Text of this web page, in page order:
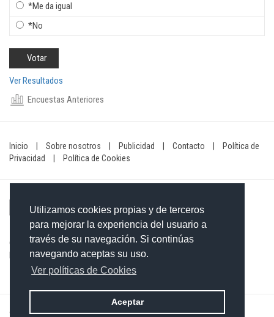
Utilizamos cookies propias y de terceros
para mejorar la experiencia del usuario a
través de su navegación. Si continúas
navegando aceptas su uso.
Ver políticas de Cookies
Aceptar
*Me da igual
*No
Ver Resultados
Encuestas Anteriores
Inicio Sobre nosotros Publicidad Contacto
Política de
Privacidad
Política de Cookies
Contacto: 849-754-4472
Email:redaccionxtra@gmail.com/ redaccionextra@gmail.com
©2026 Grupo Informativo Dominicano S.R.L. Todos los derechos